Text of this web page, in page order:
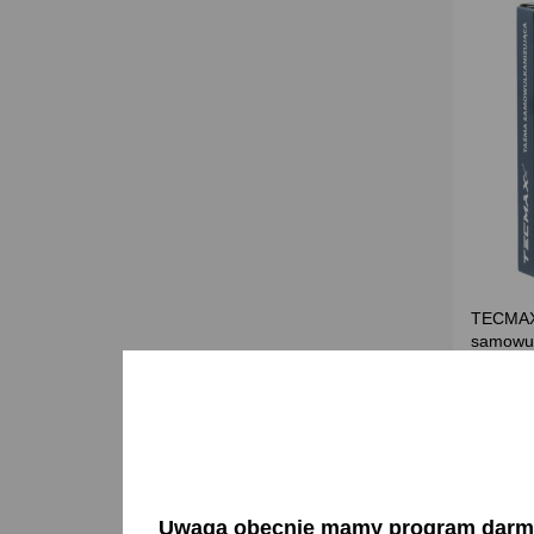
Uwaga obecnie mamy program